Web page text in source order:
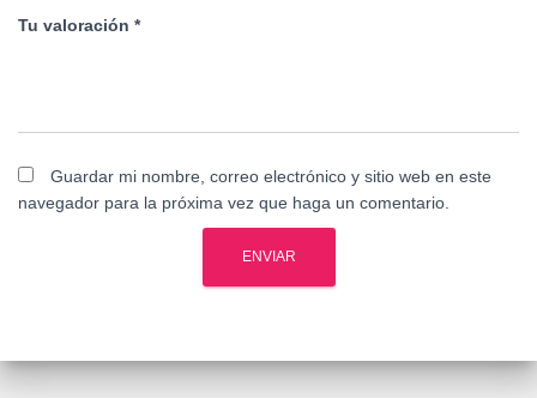
Tu valoración *
Guardar mi nombre, correo electrónico y sitio web en este
navegador para la próxima vez que haga un comentario.